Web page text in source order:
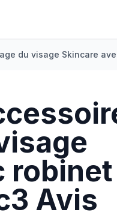
du visage Skincare
Avis